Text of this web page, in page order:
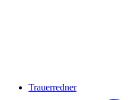
Trauerredner